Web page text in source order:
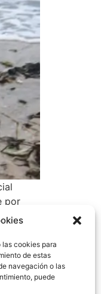
cookies para
de estas
navegación o las
puede
por